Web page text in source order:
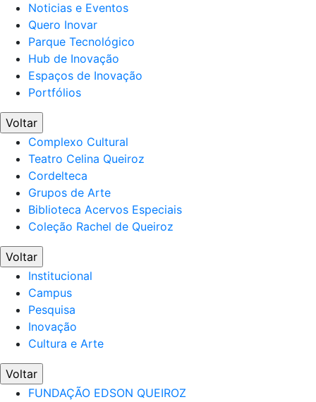
Noticias e Eventos
Quero Inovar
Parque Tecnológico
Hub de Inovação
Espaços de Inovação
Portfólios
Voltar
Complexo Cultural
Teatro Celina Queiroz
Cordelteca
Grupos de Arte
Biblioteca Acervos Especiais
Coleção Rachel de Queiroz
Voltar
Institucional
Campus
Pesquisa
Inovação
Cultura e Arte
Voltar
FUNDAÇÃO EDSON QUEIROZ